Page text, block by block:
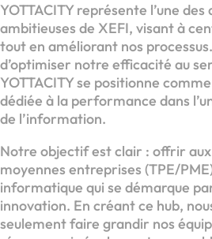
YOTTACITY représente l’une
ambitieuses de XEFI, visant à
tout en améliorant nos
d’optimiser notre efficacité au
YOTTACITY se positionne
dédiée à la performance dans
de l’information.
Notre objectif est clair : offrir
moyennes entreprises (TPE/
informatique qui se démarque
innovation. En créant ce hub,
seulement faire grandir nos